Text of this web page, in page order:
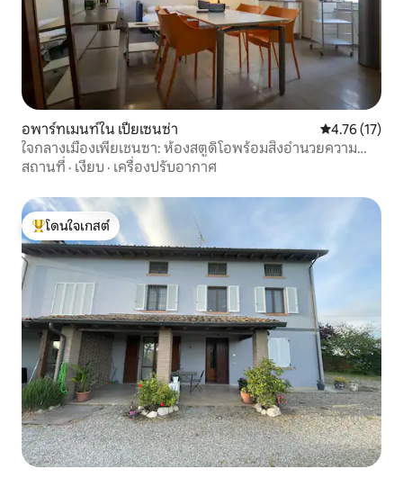
อพาร์ทเมนท์ใน เปียเซนซ่า คะแนนเฉลี่ย
4.76 (17)
ใจกลางเมืองเพียเชนซา: ห้องสตูดิโอพร้อมสิ่งอำนวยความ
สะดวกทุกอย่าง
สถานที่ · เงียบ · เครื่องปรับอากาศ
โดนใจเกสต์ที่สุด
โดนใจเกสต์